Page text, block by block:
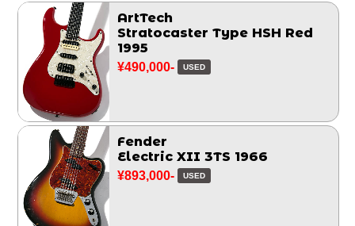
ArtTech
Stratocaster Type HSH Red
1995
¥490,000- USED
Fender
Electric XII 3TS 1966
¥893,000- USED